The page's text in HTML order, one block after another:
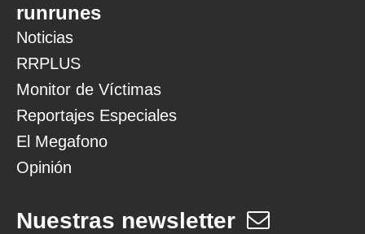
runrunes
Noticias
RRPLUS
Monitor de Víctimas
Reportajes Especiales
El Megafono
Opinión
Nuestras newsletter